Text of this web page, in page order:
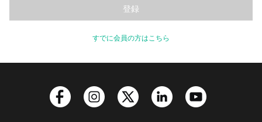
すでに会員の方はこちら